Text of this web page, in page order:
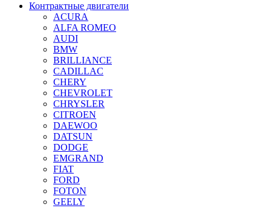
Контрактные двигатели
ACURA
ALFA ROMEO
AUDI
BMW
BRILLIANCE
CADILLAC
CHERY
CHEVROLET
CHRYSLER
CITROEN
DAEWOO
DATSUN
DODGE
EMGRAND
FIAT
FORD
FOTON
GEELY